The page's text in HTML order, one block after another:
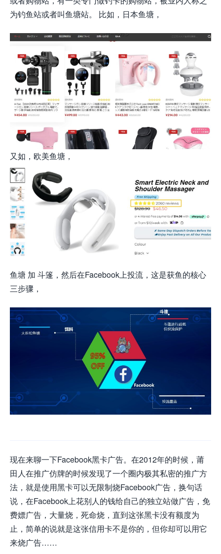
为钓鱼站或者叫鱼塘站。 比如，日本鱼塘，
又如，欧美鱼塘，
鱼塘 加 斗篷，然后在Facebook上投流，这是获鱼的核心
三步骤，
现在来聊一下Facebook黑卡广告。在2012年的时候，莆
田人在推广仿牌的时候发现了一个圈内极其私密的推广方
法，就是使用黑卡可以无限制烧Facebook广告，换句话
说，在Facebook上花别人的钱给自己的独立站做广告，免
费嫖广告，大量烧，死命烧，直到这张黑卡没有额度为
止，简单的说就是这张信用卡不是你的，但你却可以用它
来烧广告……